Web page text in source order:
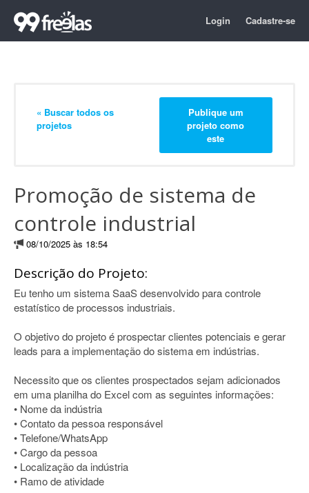
Login Cadastre-se
« Buscar todos os
projetos
Publique um
projeto como
este
Promoção de sistema de
controle industrial
08/10/2025 às 18:54
Descrição do Projeto:
Eu tenho um sistema SaaS desenvolvido para controle
estatístico de processos industriais.
O objetivo do projeto é prospectar clientes potenciais e gerar
leads para a implementação do sistema em indústrias.
Necessito que os clientes prospectados sejam adicionados
em uma planilha do Excel com as seguintes informações:
• Nome da indústria
• Contato da pessoa responsável
• Telefone/WhatsApp
• Cargo da pessoa
• Localização da indústria
• Ramo de atividade